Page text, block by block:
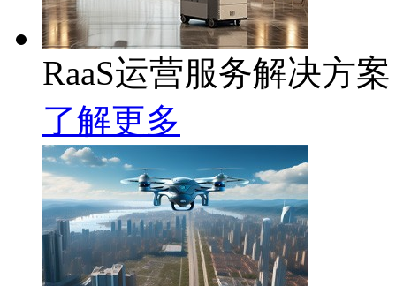
RaaS运营服务解决方案
了解更多